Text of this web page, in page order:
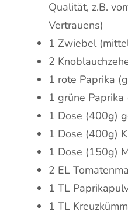
Qualität, z.B.
Vertrauens)
1 Zwiebel
2
1 rote Paprika
1 grüne
1 Dose (400g)
1 Dose (400g)
1 Dose (150g)
2 EL
1 TL
1 TL